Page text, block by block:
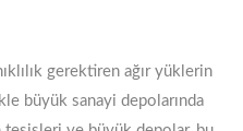
gerektiren ağır yüklerin
büyük sanayi depolarında